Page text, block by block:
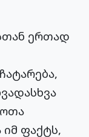
ერთად
იმ ფაქტს,